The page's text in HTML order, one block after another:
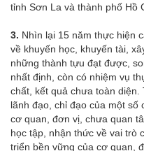
tỉnh Sơn La và thành phố Hồ
3. Nhìn lại 15 năm thực hiện
về khuyến học, khuyến tài,
những thành tựu đạt được,
nhất định, còn có nhiệm vụ
chất, kết quả chưa toàn
lãnh đạo, chỉ đạo của một số
cơ quan, đơn vị, chưa quan
học tập, nhận thức về vai trò
triển bền vững của cơ quan,